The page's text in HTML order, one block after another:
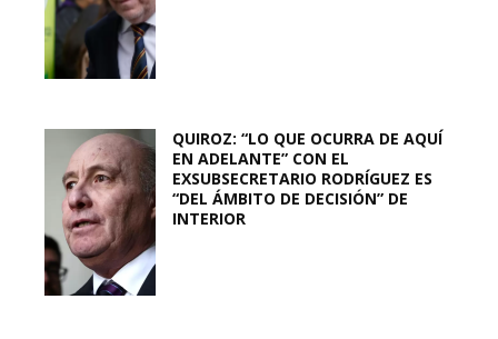
QUIROZ: “LO QUE OCURRA DE AQUÍ
EN ADELANTE” CON EL
EXSUBSECRETARIO RODRÍGUEZ ES
“DEL ÁMBITO DE DECISIÓN” DE
INTERIOR